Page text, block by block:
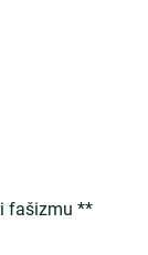
fašizmu **